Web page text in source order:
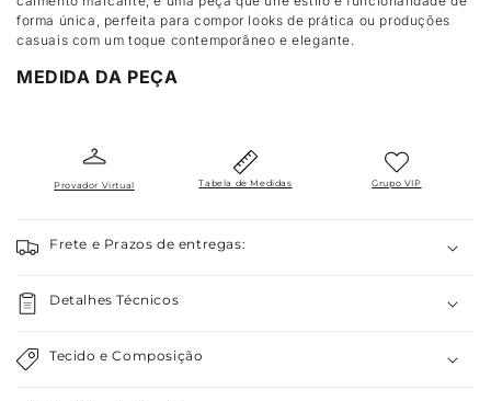
forma única, perfeita para compor looks de prática ou produções
casuais com um toque contemporâneo e elegante.
MEDIDA DA PEÇA
Provador Virtual Tabela de Medidas Grupo VIP
Frete e Prazos de entregas:
Detalhes Técnicos
Tecido e Composição